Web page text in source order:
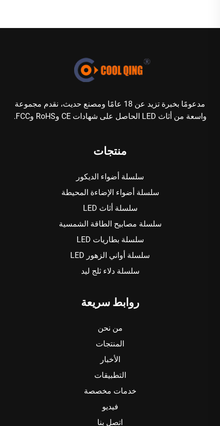
مدعومًا بخبرة تزيد عن 18 عامًا ومصنع حديث، نقدم مجموعة
واسعة من أثاث LED الحاصل على شهادات CE وRoHS وFCC.
منتجات
سلسلة أضواء الديكور
سلسلة أضواء الإضاءة المحيطة
سلسلة أثاث LED
سلسلة مصابيح الطاقة الشمسية
سلسلة بطاريات LED
سلسلة أواني الزهور LED
سلسلة دلاء ثلج ليد
روابط سريعة
من نحن
المنتجات
الأخبار
التطبيقات
خدمات مخصصة
فيديو
اتصل بنا